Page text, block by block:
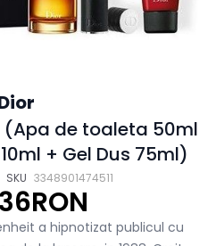
SKU 3348901474511
(Apa de toaleta 50ml
+ Gel Dus 75ml)
a hipnotizat publicul cu